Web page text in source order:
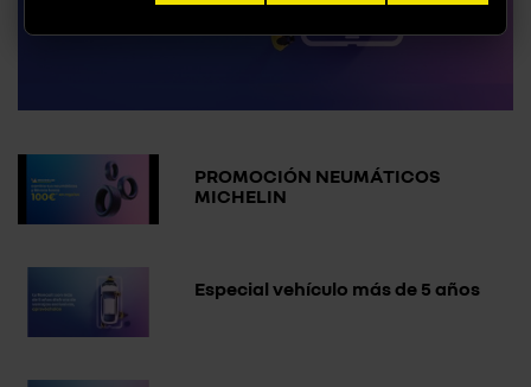
PROMOCIÓN NEUMÁTICOS
MICHELIN
Especial vehículo más de 5 años